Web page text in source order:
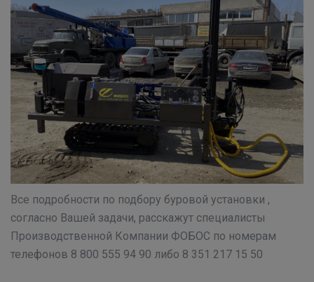
Все подробности по подбору буровой установки ,
согласно Вашей задачи, расскажут специалисты
Производственной Компании ФОБОС по номерам
телефонов 8 800 555 94 90 либо 8 351 217 15 50